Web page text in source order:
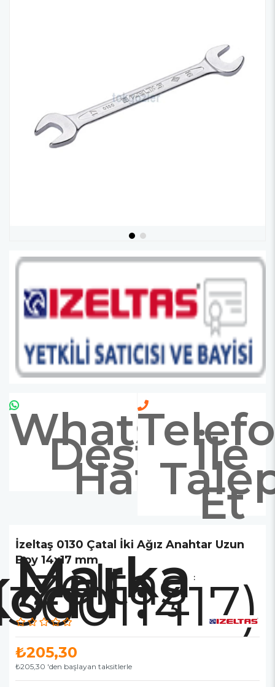
Whatsapp
Destek
Hattı İle
Et
İzeltaş 0130 Çatal İki Ağız Anahtar Uzun
Boy 14x17 mm
Marka :
İzeltaş
₺205,30
₺205,30 'den başlayan taksitlerle